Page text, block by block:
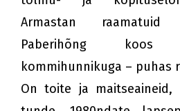
Armastan
Paberihõng
kommihunnikuga – puhas
On toite ja maitseaineid,